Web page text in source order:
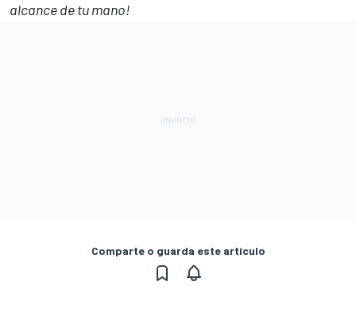
alcance de tu mano!
Comparte o guarda este artículo